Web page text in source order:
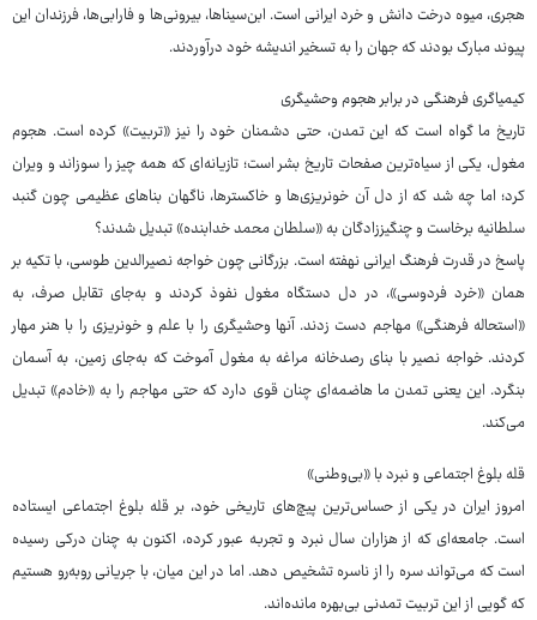
هجری، میوه درخت دانش و خرد ایرانی است. ابن‌سیناها، بیرونی‌ها و فارابی‌ها، فرزندان این
پیوند مبارک بودند که جهان را به تسخیر اندیشه خود درآوردند.
کیمیاگری فرهنگی در برابر هجوم وحشیگری
تاریخ ما گواه است که این تمدن، حتی دشمنان خود را نیز «تربیت» کرده است. هجوم
مغول، یکی از سیاه‌ترین صفحات تاریخ بشر است؛ تازیانه‌ای که همه چیز را سوزاند و ویران
کرد؛ اما چه شد که از دل آن خونریزی‌ها و خاکسترها، ناگهان بناهای عظیمی چون گنبد
سلطانیه برخاست و چنگیززادگان به «سلطان محمد خدابنده» تبدیل شدند؟
پاسخ در قدرت فرهنگ ایرانی نهفته است. بزرگانی چون خواجه نصیرالدین طوسی، با تکیه بر
همان «خرد فردوسی»، در دل دستگاه مغول نفوذ کردند و به‌جای تقابل صرف، به
«استحاله فرهنگی» مهاجم دست زدند. آنها وحشیگری را با علم و خونریزی را با هنر مهار
کردند. خواجه نصیر با بنای رصدخانه مراغه به مغول آموخت که به‌جای زمین، به آسمان
بنگرد. این یعنی تمدن ما هاضمه‌ای چنان قوی دارد که حتی مهاجم را به «خادم» تبدیل
می‌کند.
قله بلوغ اجتماعی و نبرد با «بی‌وطنی»
امروز ایران در یکی از حساس‌ترین پیچ‌های تاریخی خود، بر قله بلوغ اجتماعی ایستاده
است. جامعه‌ای که از هزاران سال نبرد و تجربه عبور کرده، اکنون به چنان درکی رسیده
است که می‌تواند سره را از ناسره تشخیص دهد. اما در این میان، با جریانی روبه‌رو هستیم
که گویی از این تربیت تمدنی بی‌بهره مانده‌اند.